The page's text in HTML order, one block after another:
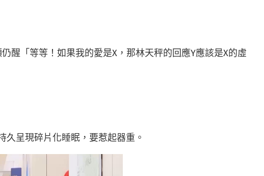
醒「等等！如果我的愛是X，那林天秤的回應Y應該是X的虛
久呈現碎片化睡眠，要惹起器重。